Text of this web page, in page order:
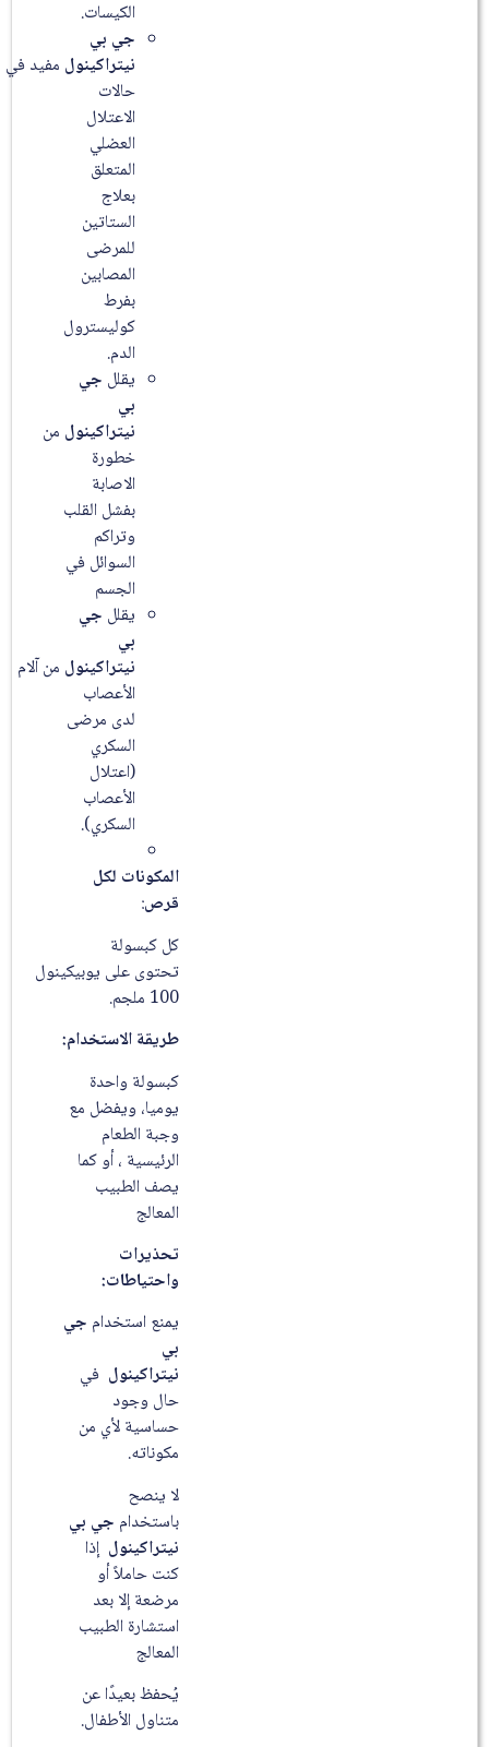
الكيسات.
جي بي
نيتراكينول مفيد في
حالات
الاعتلال
العضلي
المتعلق
بعلاج
الستاتين
للمرضى
المصابين
بفرط
كوليسترول
الدم.
يقلل جي
بي
نيتراكينول من
خطورة
الاصابة
بفشل القلب
وتراكم
السوائل في
الجسم
يقلل جي
بي
نيتراكينول من آلام
الأعصاب
لدى مرضى
السكري
(اعتلال
الأعصاب
السكري).
المكونات لكل
قرص:
كل كبسولة
تحتوى على يوبيكينول
100 ملجم.
طريقة الاستخدام:
كبسولة واحدة
يوميا، ويفضل مع
وجبة الطعام
الرئيسية ، أو كما
يصف الطبيب
المعالج
تحذيرات
واحتياطات:
يمنع استخدام جي
بي
نيتراكينول في
حال وجود
حساسية لأي من
مكوناته.
لا ينصح
باستخدام جي بي
نيتراكينول إذا
كنت حاملاً أو
مرضعة إلا بعد
استشارة الطبيب
المعالج
يُحفظ بعيدًا عن
متناول الأطفال.